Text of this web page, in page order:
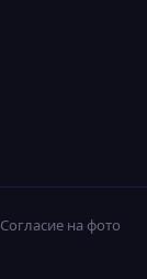
Согласие на фото